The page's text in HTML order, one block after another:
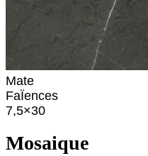
Mate
FaÏences
7,5×30
Mosaique